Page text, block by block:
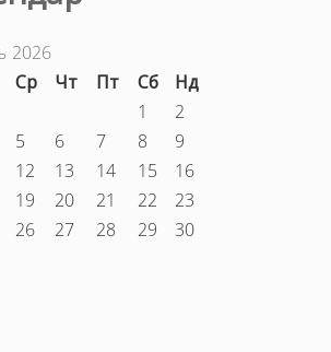
2026
Ср Чт Пт Сб
Нд
1
2
5 6 7 8
9
12 13 14 15
16
19 20 21 22
23
26 27 28 29
30